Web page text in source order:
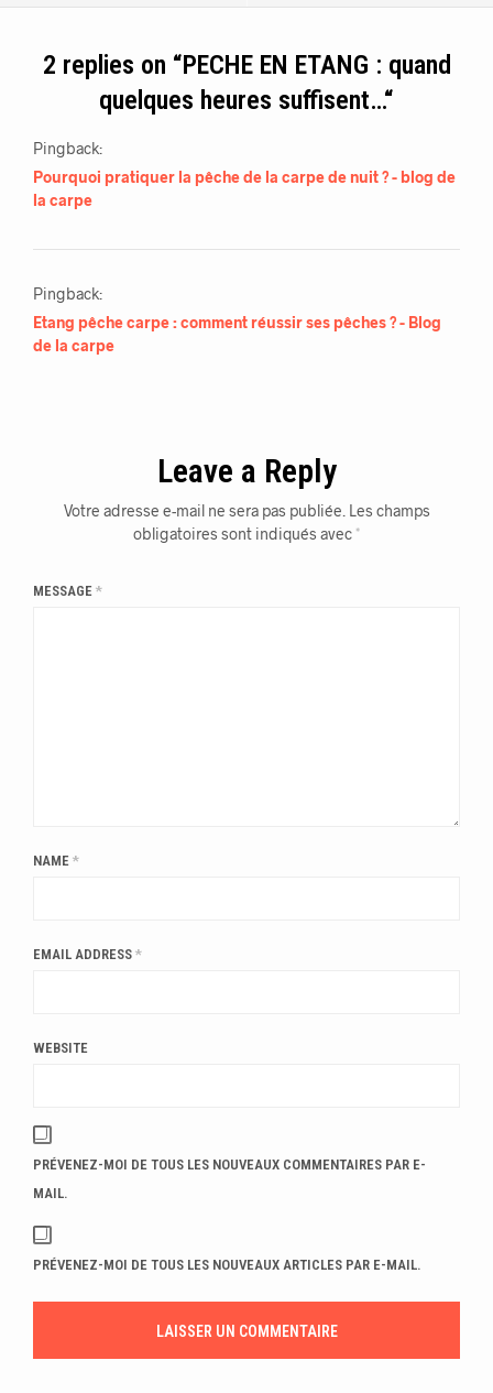
2 replies on “PECHE EN ETANG : quand
quelques heures suffisent…“
Pingback:
Pourquoi pratiquer la pêche de la carpe de nuit ? - blog de
la carpe
Pingback:
Etang pêche carpe : comment réussir ses pêches ? - Blog
de la carpe
Leave a Reply
Votre adresse e-mail ne sera pas publiée. Les champs
obligatoires sont indiqués avec *
MESSAGE *
NAME *
EMAIL ADDRESS *
WEBSITE
PRÉVENEZ-MOI DE TOUS LES NOUVEAUX COMMENTAIRES PAR E-
MAIL.
PRÉVENEZ-MOI DE TOUS LES NOUVEAUX ARTICLES PAR E-MAIL.